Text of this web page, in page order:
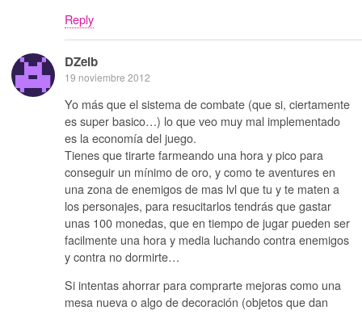
Reply
DZeib
19 noviembre 2012
Yo más que el sistema de combate (que si, ciertamente
es super basico…) lo que veo muy mal implementado
es la economía del juego.
Tienes que tirarte farmeando una hora y pico para
conseguir un mínimo de oro, y como te aventures en
una zona de enemigos de mas lvl que tu y te maten a
los personajes, para resucitarlos tendrás que gastar
unas 100 monedas, que en tiempo de jugar pueden ser
facilmente una hora y media luchando contra enemigos
y contra no dormirte…
Si intentas ahorrar para comprarte mejoras como una
mesa nueva o algo de decoración (objetos que dan